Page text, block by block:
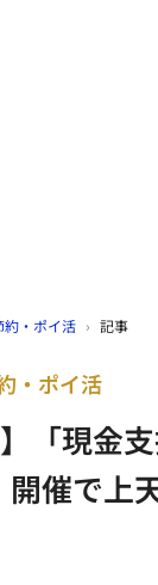
約・ポイ活 › 記事
】「現
催で上
・ポイ活